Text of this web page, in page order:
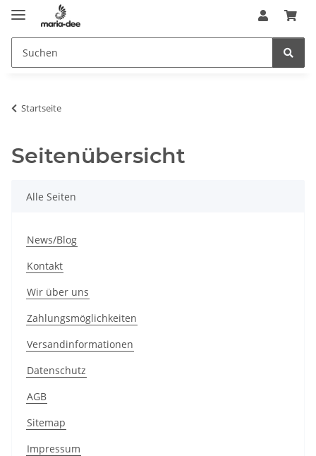
Startseite
Seitenübersicht
Alle Seiten
News/Blog
Kontakt
Wir über uns
Zahlungsmöglichkeiten
Versandinformationen
Datenschutz
AGB
Sitemap
Impressum